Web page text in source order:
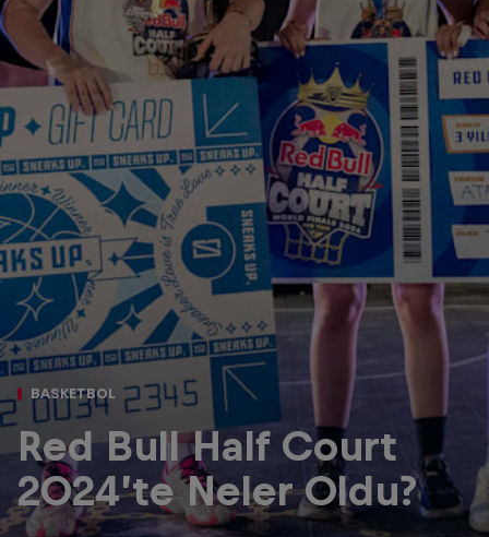
BASKETBOL
Red Bull Half Court
2024’te Neler Oldu?